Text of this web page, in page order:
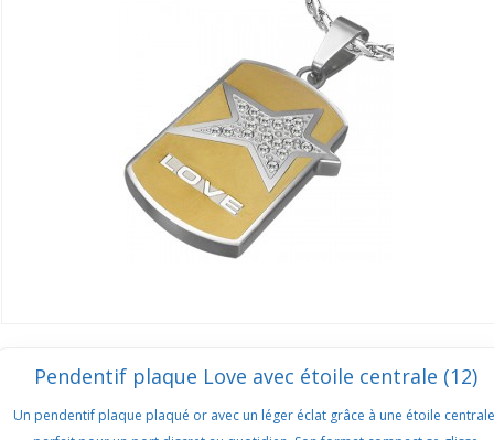
Pendentif plaque Love avec étoile centrale (12)
Un pendentif plaque plaqué or avec un léger éclat grâce à une étoile